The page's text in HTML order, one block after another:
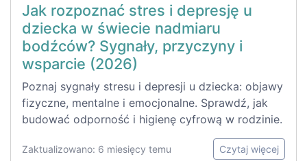
Jak rozpoznać stres i depresję u
dziecka w świecie nadmiaru
bodźców? Sygnały, przyczyny i
wsparcie (2026)
Poznaj sygnały stresu i depresji u dziecka: objawy
fizyczne, mentalne i emocjonalne. Sprawdź, jak
budować odporność i higienę cyfrową w rodzinie.
Zaktualizowano: 6 miesięcy temu Czytaj więcej